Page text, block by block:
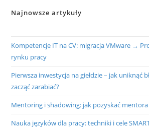
Najnowsze artykuły
Kompetencje IT na CV: migracja VMware →
rynku pracy
Pierwsza inwestycja na giełdzie – jak uniknąć
zacząć zarabiać?
Mentoring i shadowing: jak pozyskać
Nauka języków dla pracy: techniki i cele